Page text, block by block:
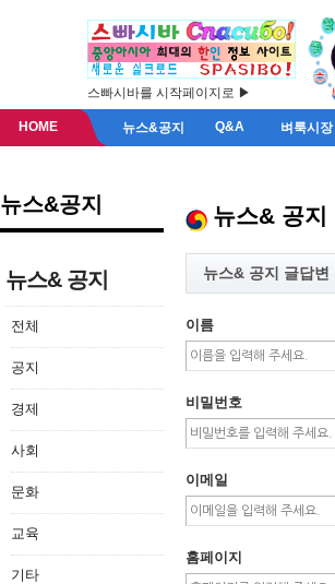
스빠시바를 시작페이지로 ▶
HOME 뉴스&공지 Q&A 벼룩시장
뉴스&공지
뉴스& 공지
전체
공지
경제
사회
문화
교육
기타
뉴스& 공지
뉴스& 공지 글답변
이름
비밀번호
이메일
홈페이지